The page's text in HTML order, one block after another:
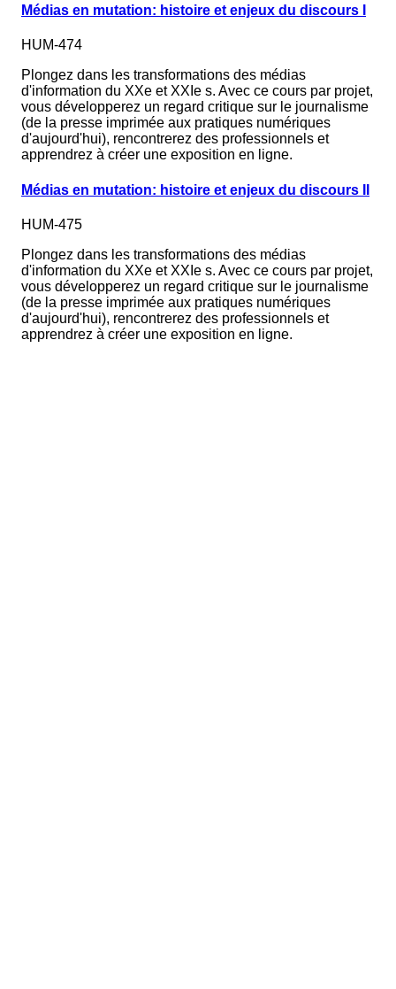
Médias en mutation: histoire et enjeux du discours I
HUM-474
Plongez dans les transformations des médias
d'information du XXe et XXIe s. Avec ce cours par projet,
vous développerez un regard critique sur le journalisme
(de la presse imprimée aux pratiques numériques
d'aujourd'hui), rencontrerez des professionnels et
apprendrez à créer une exposition en ligne.
Médias en mutation: histoire et enjeux du discours II
HUM-475
Plongez dans les transformations des médias
d'information du XXe et XXIe s. Avec ce cours par projet,
vous développerez un regard critique sur le journalisme
(de la presse imprimée aux pratiques numériques
d'aujourd'hui), rencontrerez des professionnels et
apprendrez à créer une exposition en ligne.